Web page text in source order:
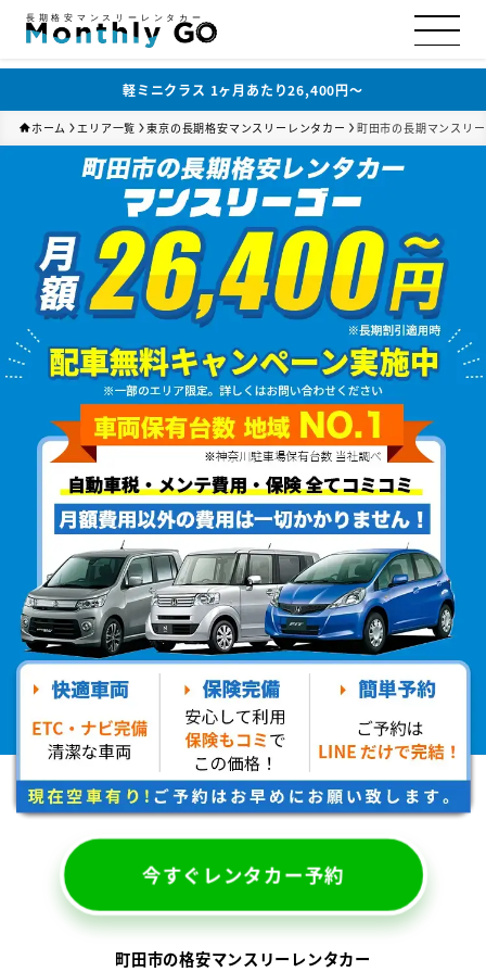
長期格安マンスリーレンタカー
軽ミニクラス 1ヶ月あたり26,400円〜
ホーム エリア一覧 東京の長期格安マンスリーレンタカー 町田市の長期マンスリ
今すぐレンタカー予約
町田市の格安マンスリーレンタカー